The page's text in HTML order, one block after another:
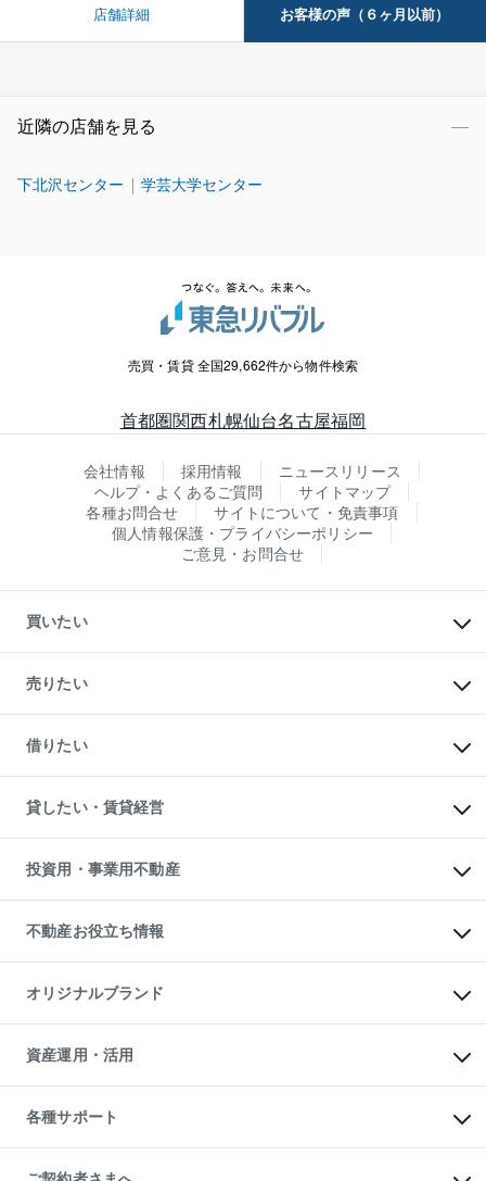
店舗詳細 お客様の声（６ヶ月以前）
近隣の店舗を見る
下北沢センター 学芸大学センター
売買・賃貸 全国29,662件から物件検索
首都圏関西札幌仙台名古屋福岡
会社情報 採用情報
ニュースリリース
ヘルプ・よくあるご質問
サイトマップ
各種お問合せ
サイトについて・免責事項
個人情報保護・プライバシーポリシー
ご意見・お問合せ
買いたい
新築・分譲マンションの購入
中古マンションの購入
一戸建ての購入
中古一戸建ての購入
不動産購入の流れ
注目キーワード物件特集
購入ガイド
English 繁体中文簡体中文
売りたい
一戸建ての売却・査定
土地の売却・査定
スピードAI査定
不動産査定について
不動産売却の流れ
不動産買換えの流れ
売却ガイド
借りたい
オフィス・店舗の賃貸
借りるときの流れ
借りるガイド
貸したい・賃貸経営
マンション賃料データ
賃貸管理プラン
リロケーションについて
貸すガイド
投資用・事業用不動産
事業用不動産
マンション投資
投資用マンション
アパート経営
収益物件
ビル購入（ビル一棟）
投資用不動産の売却査定
事業用不動産の売却査定
不動産お役立ち情報
マンションライブラリー
人気マンションランキング
暮らしに役立つ不動産メディア
不動産相場・不動産価格情報
不動産コラム・ニュース
不動産用語集
不動産なんでもネット相談室
住まいの税金
オリジナルブランド
一棟リノベーションマンション
L`GENTE（ルジェンテ）
区分リノベーションマンション
投資用一棟レジデンスWELL
不動産小口投資
LEGACIA（レガシア）
資産運用・活用
不動産M&A
アセットマネジメント・出資
各種サポート
相続サポート